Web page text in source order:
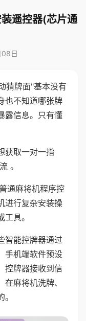
遥控器(芯片通
日
猜牌面"基本没有
也不知道哪张牌
露信息。只有懂
获取一对一指
。
通麻将机程序控
进行复杂安装操
具。
智能控牌器通过
手机端软件预设
控牌器接收到信
麻将机洗牌、